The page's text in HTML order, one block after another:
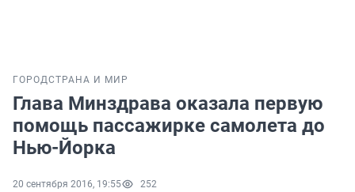
ГОРОДСТРАНА И МИР
Глава Минздрава оказала первую
помощь пассажирке самолета до
Нью-Йорка
20 сентября 2016, 19:55 252